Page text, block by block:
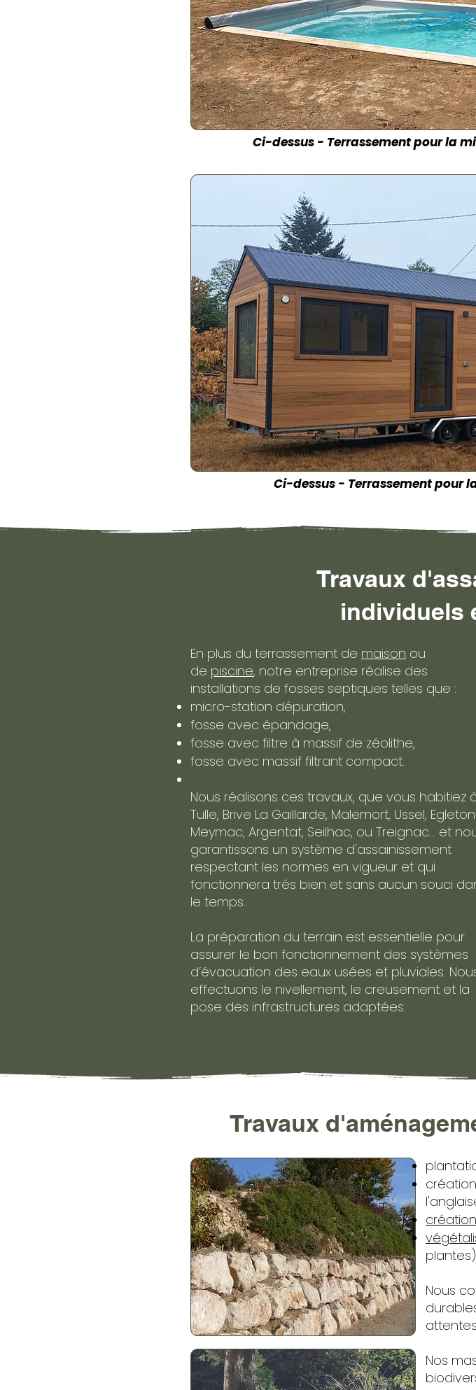
Ci-dessus - Terrassement pour la
Ci-dessus - Terrassement pour
Travaux
individuels
En plus du terrassement de maison ou
de piscine, notre entreprise réalise des
installations de fosses septiques telles que :
micro-station dépuration,
fosse avec épandage,
fosse avec filtre à massif de zéolithe,
fosse avec massif filtrant compact.
Nous réalisons ces travaux, que vous habitiez
Tulle, Brive La Gaillarde, Malemort, Ussel,
Meymac, Argentat, Seilhac, ou Treignac... et
garantissons un système d'assainissement
respectant les normes en vigueur et qui
fonctionnera trés bien et sans aucun souci
le temps.
La préparation du terrain est essentielle pour
assurer le bon fonctionnement des systèmes
d’évacuation des eaux usées et pluviales.
effectuons le nivellement, le creusement et la
pose des infrastructures adaptées.
Travaux
Nous
Nos